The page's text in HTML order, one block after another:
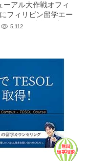
アル大作戦オフィ
フィリピン留学エー
その間渋谷→池袋
｀...
5,112